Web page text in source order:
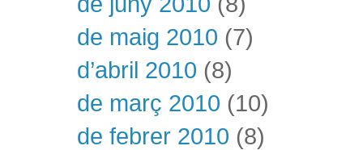
de maig 2010 (7)
d’abril 2010 (8)
de març 2010 (10)
de febrer 2010 (8)